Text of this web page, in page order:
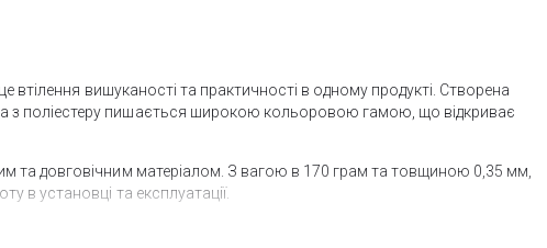
втілення вишуканості та практичності в одному продукті. Створена
з поліестеру пишається широкою кольоровою гамою, що відкриває
та довговічним матеріалом. З вагою в 170 грам та товщиною 0,35 мм,
в установці та експлуатації.
між 81-90%, ця тканина гарантує відмінне збереження кольору та захист